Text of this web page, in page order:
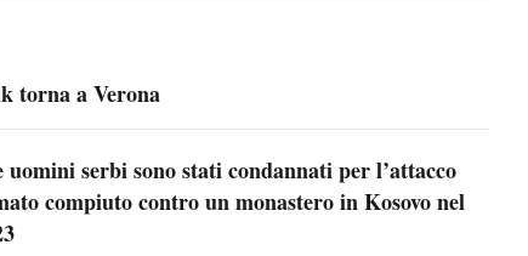
torna a Verona
uomini serbi sono stati condannati per l’attacco
compiuto contro un monastero in Kosovo nel